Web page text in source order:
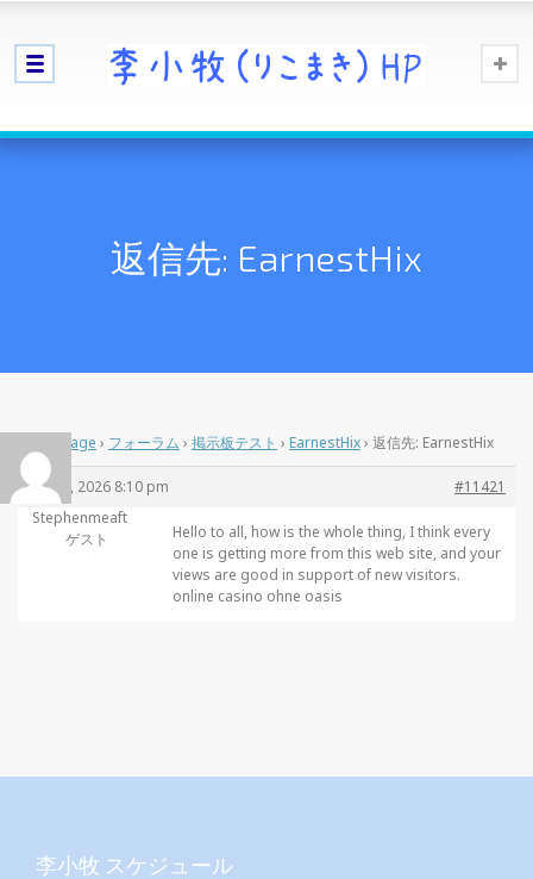
返信先: EarnestHix
Home Page › フォーラム › 掲示板テスト › EarnestHix› 返信先: EarnestHix
4月 13, 2026 8:10 pm
#11421
Stephenmeaft
ゲスト
Hello to all, how is the whole thing, I think every
one is getting more from this web site, and your
views are good in support of new visitors.
online casino ohne oasis
李小牧 スケジュール